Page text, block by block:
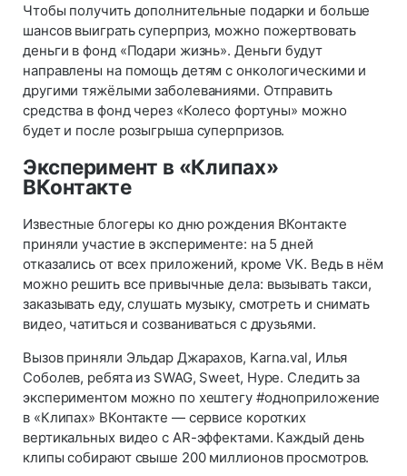
Чтобы получить дополнительные подарки и больше
шансов выиграть суперприз, можно пожертвовать
деньги в фонд «Подари жизнь». Деньги будут
направлены на помощь детям с онкологическими и
другими тяжёлыми заболеваниями. Отправить
средства в фонд через «Колесо фортуны» можно
будет и после розыгрыша суперпризов.
Эксперимент в «Клипах»
ВКонтакте
Известные блогеры ко дню рождения ВКонтакте
приняли участие в эксперименте: на 5 дней
отказались от всех приложений, кроме VK. Ведь в нём
можно решить все привычные дела: вызывать такси,
заказывать еду, слушать музыку, смотреть и снимать
видео, чатиться и созваниваться с друзьями.
Вызов приняли Эльдар Джарахов, Karna.val, Илья
Соболев, ребята из SWAG, Sweet, Hype. Следить за
экспериментом можно по хештегу #одноприложение
в «Клипах» ВКонтакте — сервисе коротких
вертикальных видео с AR-эффектами. Каждый день
клипы собирают свыше 200 миллионов просмотров.